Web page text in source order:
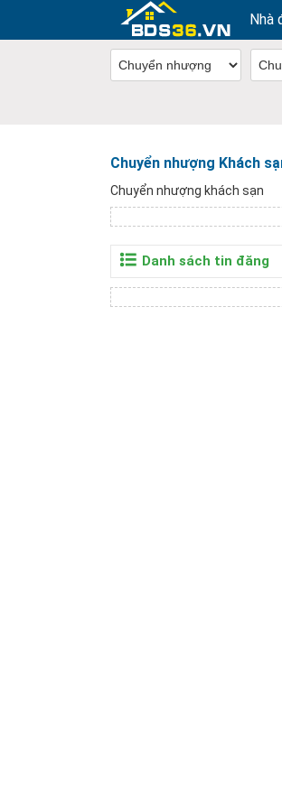
Nhà
Chuyển nhượng Khách
Chuyển nhượng khách sạn
Danh sách tin đăng